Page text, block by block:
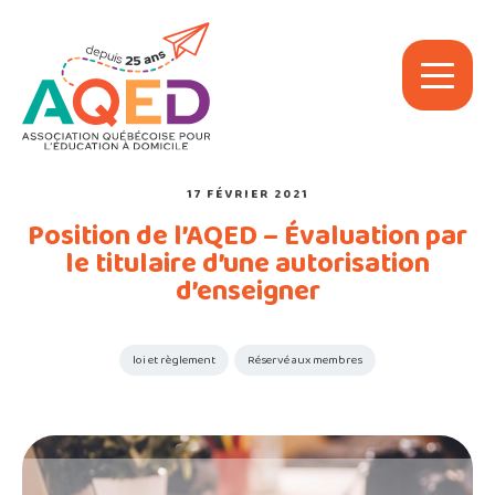
17 FÉVRIER 2021
Position de l’AQED – Évaluation par
le titulaire d’une autorisation
d’enseigner
loi et règlement Réservé aux membres